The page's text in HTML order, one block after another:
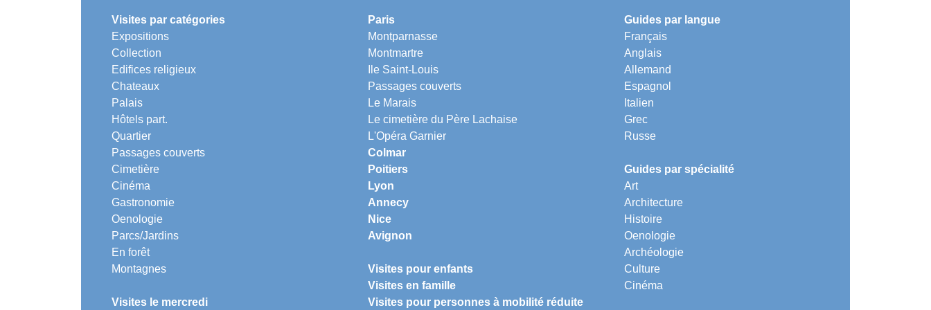
Visites par catégories
Expositions
Collection
Edifices religieux
Chateaux
Palais
Hôtels part.
Quartier
Passages couverts
Cimetière
Cinéma
Gastronomie
Oenologie
Parcs/Jardins
En forêt
Montagnes
Visites le mercredi
Paris
Montparnasse
Montmartre
Ile Saint-Louis
Passages couverts
Le Marais
Le cimetière du Père Lachaise
L'Opéra Garnier
Colmar
Poitiers
Lyon
Annecy
Nice
Avignon
Visites pour enfants
Visites en famille
Visites pour personnes à mobilité réduite
Guides par langue
Français
Anglais
Allemand
Espagnol
Italien
Grec
Russe
Guides par spécialité
Art
Architecture
Histoire
Oenologie
Archéologie
Culture
Cinéma